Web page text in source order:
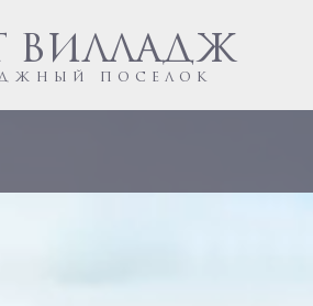
ВИЛЛАДЖ
ПОСЕЛОК